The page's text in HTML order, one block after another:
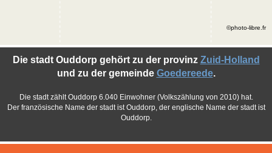
Die stadt Ouddorp gehört zu der provinz Zuid-Holland
und zu der gemeinde Goedereede.
Die stadt zählt Ouddorp 6.040 Einwohner (Volkszählung von 2010) hat.
Der französische Name der stadt ist Ouddorp, der englische Name der stadt ist
Ouddorp.
©photo-libre.fr